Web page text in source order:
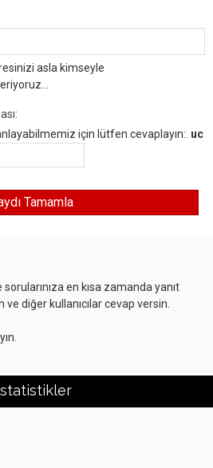
asla kimseyle
için lütfen cevaplayın:. uc
en kısa zamanda yanıt
diğer kullanıcılar cevap versin.